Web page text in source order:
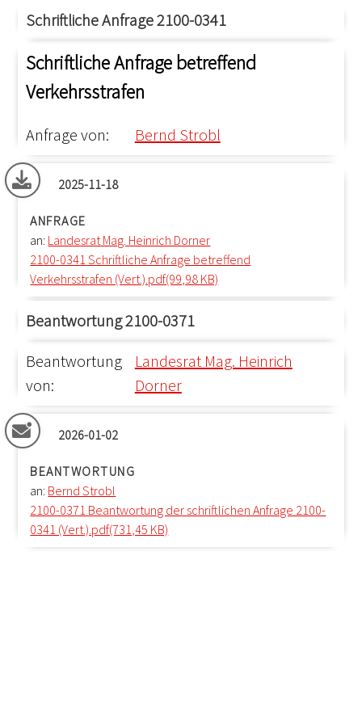
Schriftliche Anfrage 2100-0341
Schriftliche Anfrage betreffend
Verkehrsstrafen
Anfrage von: Bernd Strobl
2025-11-18
ANFRAGE
an: Landesrat Mag. Heinrich Dorner
2100-0341 Schriftliche Anfrage betreffend
Verkehrsstrafen (Vert.).pdf(99,98 KB)
Beantwortung 2100-0371
Beantwortung
von:
Landesrat Mag. Heinrich
Dorner
2026-01-02
BEANTWORTUNG
an: Bernd Strobl
2100-0371 Beantwortung der schriftlichen Anfrage 2100-
0341 (Vert.).pdf(731,45 KB)